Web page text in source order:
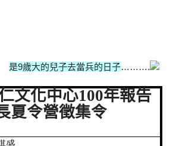
是9歲大的兒子去當兵的日子……….
文化中心100年報告
夏令營徵集令
盛